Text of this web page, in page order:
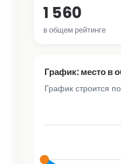
1 560
в общем рейтинге
График: место в
График строится